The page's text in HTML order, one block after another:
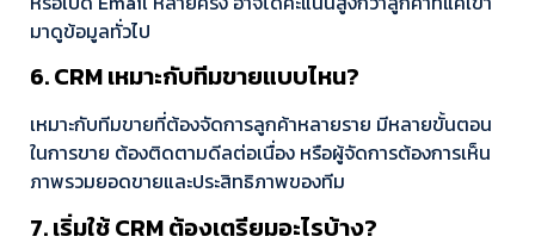
มาดูข้อมูลทั่วไป
6. CRM เหมาะกับทีมขายแบบไหน?
เหมาะกับทีมขายที่ต้องจัดการลูกค้าหลายราย มีหลายขั้นตอน
ในการขาย ต้องติดตามดีลต่อเนื่อง หรือผู้จัดการต้องการเห็น
ภาพรวมยอดขายและประสิทธิภาพของทีม
7. เริ่มใช้ CRM ต้องเตรียมอะไรบ้าง?